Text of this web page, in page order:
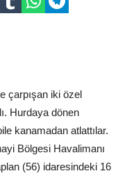
çarpışan iki özel
Hurdaya dönen
kanamadan atlattılar.
Bölgesi Havalimanı
(56) idaresindeki 16